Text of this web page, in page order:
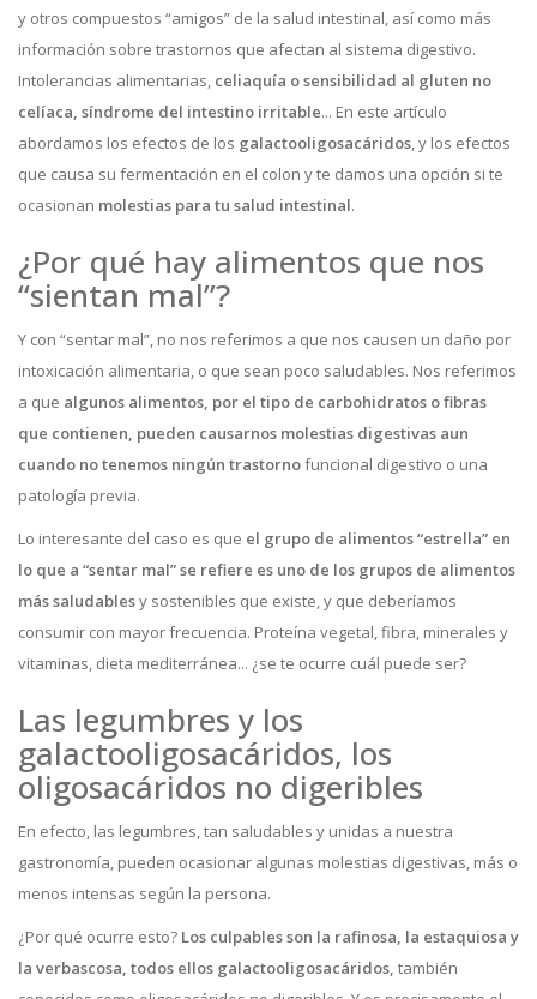
y otros compuestos “amigos” de la salud intestinal, así como más
información sobre trastornos que afectan al sistema digestivo.
Intolerancias alimentarias, celiaquía o sensibilidad al gluten no
celíaca, síndrome del intestino irritable... En este artículo
abordamos los efectos de los galactooligosacáridos, y los efectos
que causa su fermentación en el colon y te damos una opción si te
ocasionan molestias para tu salud intestinal.
¿Por qué hay alimentos que nos
“sientan mal”?
Y con “sentar mal”, no nos referimos a que nos causen un daño por
intoxicación alimentaria, o que sean poco saludables. Nos referimos
a que algunos alimentos, por el tipo de carbohidratos o fibras
que contienen, pueden causarnos molestias digestivas aun
cuando no tenemos ningún trastornofuncional digestivo o una
patología previa.
Lo interesante del caso es que el grupo de alimentos “estrella” en
lo que a “sentar mal” se refiere es uno de los grupos de alimentos
más saludablesy sostenibles que existe, y que deberíamos
consumir con mayor frecuencia. Proteína vegetal, fibra, minerales y
vitaminas, dieta mediterránea... ¿se te ocurre cuál puede ser?
Las legumbres y los
galactooligosacáridos, los
oligosacáridos no digeribles
En efecto, las legumbres, tan saludables y unidas a nuestra
gastronomía, pueden ocasionar algunas molestias digestivas, más o
menos intensas según la persona.
¿Por qué ocurre esto? Los culpables son la rafinosa, la estaquiosa y
la verbascosa, todos ellos galactooligosacáridos, también